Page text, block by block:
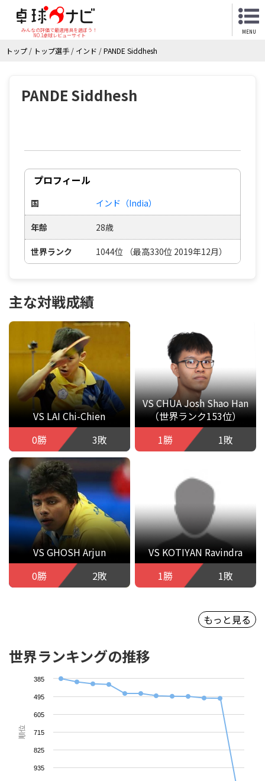
みんなの評価で最適用具を選ぼう！
NO.1卓球レビューサイト
MENU
トップ / トップ選手 / インド /PANDE Siddhesh
PANDE Siddhesh
プロフィール
国 インド（India）
年齢 28歳
世界ランク 1044位 （最高330位 2019年12月）
主な対戦成績
VS LAI Chi-Chien
0勝
3敗
VS CHUA Josh Shao Han
（世界ランク153位）
1勝
1敗
VS GHOSH Arjun
0勝
2敗
VS KOTIYAN Ravindra
1勝
1敗
もっと見る
世界ランキングの推移
順位
385
495
605
715
825
935